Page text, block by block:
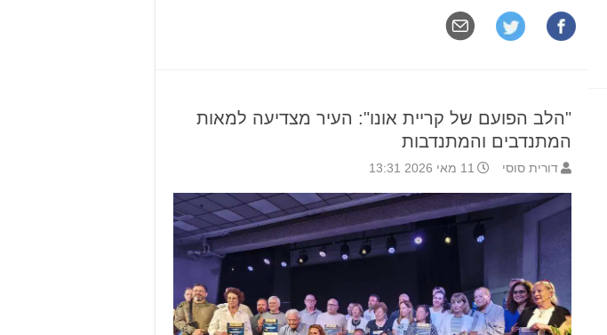
"הלב הפועם של קריית אונו": העיר מצדיעה למאות
המתנדבים והמתנדבות
דורית סוסי 11 מאי 2026 13:31